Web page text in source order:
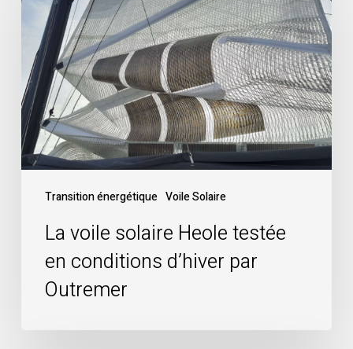
Transition énergétique Voile Solaire
solaire
Heole
testée
en
conditions
d’hiver
par
Outremer
La voile solaire Heole testée
en conditions d’hiver par
Outremer